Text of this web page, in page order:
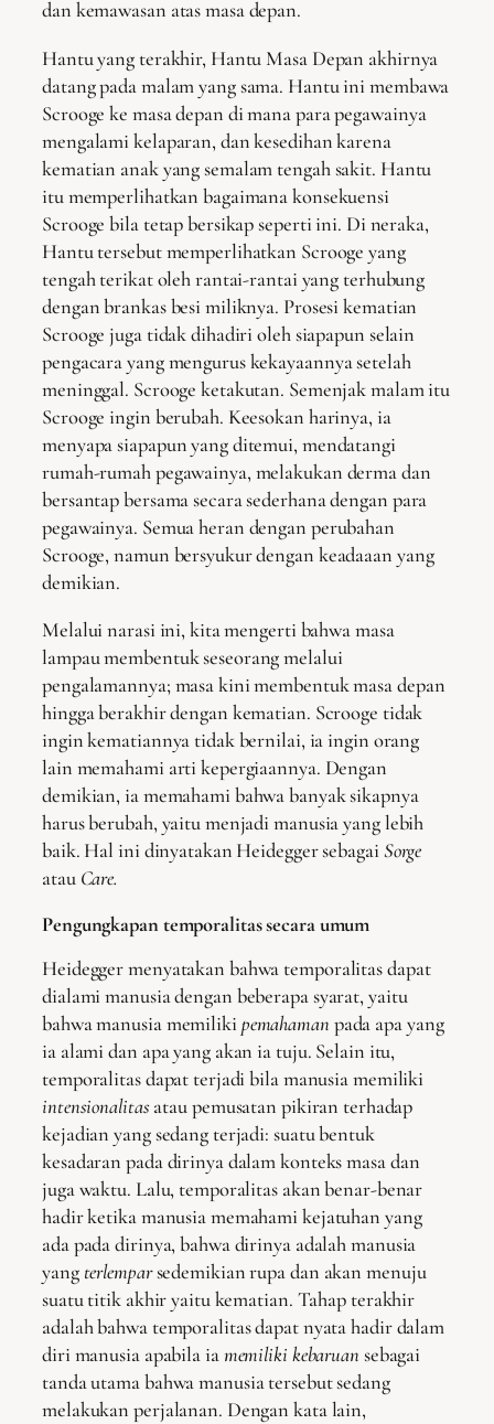
dan kemawasan atas masa depan.
Hantu yang terakhir, Hantu Masa Depan akhirnya
datang pada malam yang sama. Hantu ini membawa
Scrooge ke masa depan di mana para pegawainya
mengalami kelaparan, dan kesedihan karena
kematian anak yang semalam tengah sakit. Hantu
itu memperlihatkan bagaimana konsekuensi
Scrooge bila tetap bersikap seperti ini. Di neraka,
Hantu tersebut memperlihatkan Scrooge yang
tengah terikat oleh rantai-rantai yang terhubung
dengan brankas besi miliknya. Prosesi kematian
Scrooge juga tidak dihadiri oleh siapapun selain
pengacara yang mengurus kekayaannya setelah
meninggal. Scrooge ketakutan. Semenjak malam itu
Scrooge ingin berubah. Keesokan harinya, ia
menyapa siapapun yang ditemui, mendatangi
rumah-rumah pegawainya, melakukan derma dan
bersantap bersama secara sederhana dengan para
pegawainya. Semua heran dengan perubahan
Scrooge, namun bersyukur dengan keadaaan yang
demikian.
Melalui narasi ini, kita mengerti bahwa masa
lampau membentuk seseorang melalui
pengalamannya; masa kini membentuk masa depan
hingga berakhir dengan kematian. Scrooge tidak
ingin kematiannya tidak bernilai, ia ingin orang
lain memahami arti kepergiaannya. Dengan
demikian, ia memahami bahwa banyak sikapnya
harus berubah, yaitu menjadi manusia yang lebih
baik. Hal ini dinyatakan Heidegger sebagai Sorge
atau Care.
Pengungkapan temporalitas secara umum
Heidegger menyatakan bahwa temporalitas dapat
dialami manusia dengan beberapa syarat, yaitu
bahwa manusia memiliki pemahaman pada apa yang
ia alami dan apa yang akan ia tuju. Selain itu,
temporalitas dapat terjadi bila manusia memiliki
intensionalitasatau pemusatan pikiran terhadap
kejadian yang sedang terjadi: suatu bentuk
kesadaran pada dirinya dalam konteks masa dan
juga waktu. Lalu, temporalitas akan benar-benar
hadir ketika manusia memahami kejatuhan yang
ada pada dirinya, bahwa dirinya adalah manusia
yang terlemparsedemikian rupa dan akan menuju
suatu titik akhir yaitu kematian. Tahap terakhir
adalah bahwa temporalitas dapat nyata hadir dalam
diri manusia apabila iamemiliki kebaruan sebagai
tanda utama bahwa manusia tersebut sedang
melakukan perjalanan. Dengan kata lain,